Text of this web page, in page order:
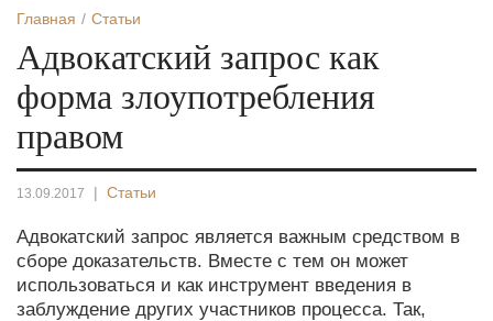
Главная Статьи
Адвокатский запрос как
форма злоупотребления
правом
13.09.2017 | Статьи
Адвокатский запрос является важным средством в
сборе доказательств. Вместе с тем он может
использоваться и как инструмент введения в
заблуждение других участников процесса. Так,